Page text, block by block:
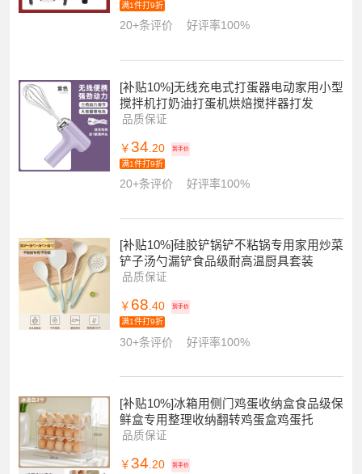
满1件打9折
20+条评价 好评率100%
[补贴10%]无线充电式打蛋器电动家用小型
搅拌机打奶油打蛋机烘焙搅拌器打发
品质保证
￥ 34 .20 到手价
满1件打9折
20+条评价 好评率100%
[补贴10%]硅胶铲锅铲不粘锅专用家用炒菜
铲子汤勺漏铲食品级耐高温厨具套装
品质保证
￥ 68.40 到手价
满1件打9折
30+条评价 好评率100%
[补贴10%]冰箱用侧门鸡蛋收纳盒食品级保
鲜盒专用整理收纳翻转鸡蛋盒鸡蛋托
品质保证
￥ 34 .20 到手价